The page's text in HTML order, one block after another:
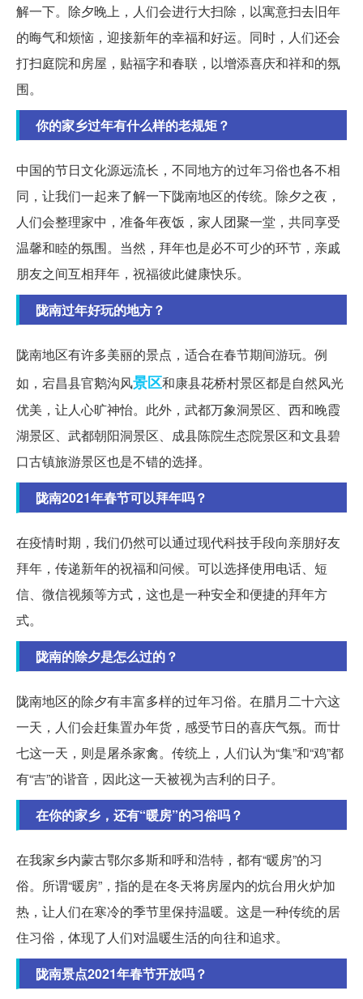
解一下。除夕晚上，人们会进行大扫除，以寓意扫去旧年
的晦气和烦恼，迎接新年的幸福和好运。同时，人们还会
打扫庭院和房屋，贴福字和春联，以增添喜庆和祥和的氛
围。
你的家乡过年有什么样的老规矩？
中国的节日文化源远流长，不同地方的过年习俗也各不相
同，让我们一起来了解一下陇南地区的传统。除夕之夜，
人们会整理家中，准备年夜饭，家人团聚一堂，共同享受
温馨和睦的氛围。当然，拜年也是必不可少的环节，亲戚
朋友之间互相拜年，祝福彼此健康快乐。
陇南过年好玩的地方？
陇南地区有许多美丽的景点，适合在春节期间游玩。例
如，宕昌县官鹅沟风景区和康县花桥村景区都是自然风光
优美，让人心旷神怡。此外，武都万象洞景区、西和晚霞
湖景区、武都朝阳洞景区、成县陈院生态院景区和文县碧
口古镇旅游景区也是不错的选择。
陇南2021年春节可以拜年吗？
在疫情时期，我们仍然可以通过现代科技手段向亲朋好友
拜年，传递新年的祝福和问候。可以选择使用电话、短
信、微信视频等方式，这也是一种安全和便捷的拜年方
式。
陇南的除夕是怎么过的？
陇南地区的除夕有丰富多样的过年习俗。在腊月二十六这
一天，人们会赶集置办年货，感受节日的喜庆气氛。而廿
七这一天，则是屠杀家禽。传统上，人们认为“集”和“鸡”都
有“吉”的谐音，因此这一天被视为吉利的日子。
在你的家乡，还有“暖房”的习俗吗？
在我家乡内蒙古鄂尔多斯和呼和浩特，都有“暖房”的习
俗。所谓“暖房”，指的是在冬天将房屋内的炕台用火炉加
热，让人们在寒冷的季节里保持温暖。这是一种传统的居
住习俗，体现了人们对温暖生活的向往和追求。
陇南景点2021年春节开放吗？